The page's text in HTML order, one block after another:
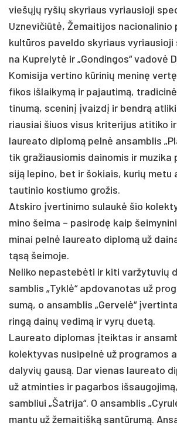
viešųjų ry­šių sky­riaus vy­riau­sio­ji
Uz­ne­vi­čiūtė, Že­mai­ti­jos na­cio­na­li­nio
kultū­ros pa­vel­do sky­riaus
na Kup­re­lytė ir „Gon­din­gos“ va­dovė
Ko­mi­si­ja ver­ti­no kūri­nių me­ninę
fi­kos iš­lai­kymą ir pa­jau­timą,
ti­numą, sce­ninį įvaizdį ir bendrą
riau­siai šiuos vi­sus kri­te­ri­jus ati­ti­ko
lau­rea­to dip­lomą pelnė an­samb­lis
tik gra­žiau­sio­mis dai­no­mis ir
siją le­pi­no, bet ir šo­kiais, ku­rių me­tu
tau­ti­nio kos­tiu­mo gro­žis.
Ats­ki­ro įver­ti­ni­mo su­laukė šio
mi­no šei­ma – pa­si­rodę kaip
mi­nai pelnė lau­rea­to dip­lomą už
tąsą šei­mo­je.
Ne­li­ko ne­pas­tebė­ti ir ki­ti var­žy­tu­vių
samb­lis „Tyklė“ ap­do­va­no­tas už
sumą, o an­samb­lis „Ger­velė“
ringą dainų ve­dimą ir vyrų duetą.
Lau­rea­to dip­lo­mas įteik­tas ir
ko­lek­ty­vas nu­si­pelnė už pro­gra­mos
da­ly­vių gausą. Dar vie­nas lau­rea­to
už at­min­ties ir pa­gar­bos
samb­liui „Šat­ri­ja“. O an­samb­lis
man­tu už že­mai­tišką san­tūrumą.